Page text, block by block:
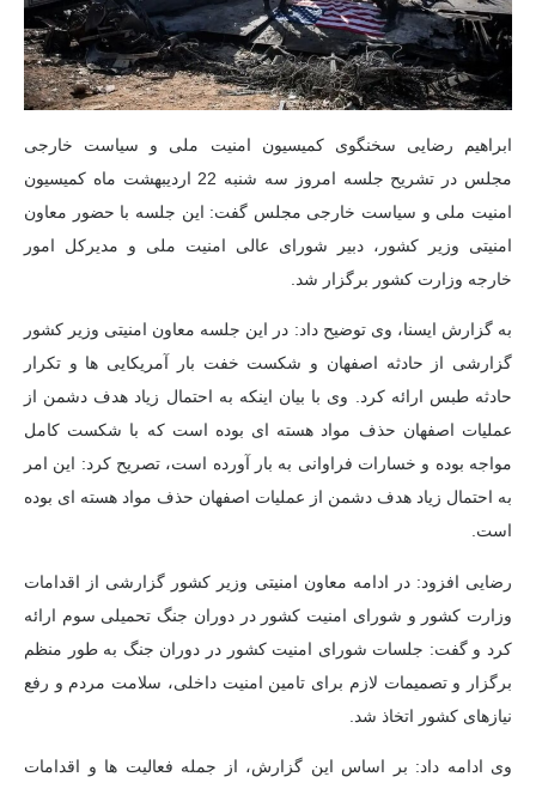
ابراهیم رضایی سخنگوی کمیسیون امنیت ملی و سیاست خارجی
مجلس در تشریح جلسه امروز سه شنبه 22 اردیبهشت ماه کمیسیون
امنیت ملی و سیاست خارجی مجلس گفت: این جلسه با حضور معاون
امنیتی وزیر کشور، دبیر شورای عالی امنیت ملی و مدیرکل امور
خارجه وزارت کشور برگزار شد.
به گزارش ایسنا، وی توضیح داد: در این جلسه معاون امنیتی وزیر کشور
گزارشی از حادثه اصفهان و شکست خفت بار آمریکایی ها و تکرار
حادثه طبس ارائه کرد. وی با بیان اینکه به احتمال زیاد هدف دشمن از
عملیات اصفهان حذف مواد هسته ای بوده است که با شکست کامل
مواجه بوده و خسارات فراوانی به بار آورده است، تصریح کرد: این امر
به احتمال زیاد هدف دشمن از عملیات اصفهان حذف مواد هسته ای بوده
است.
رضایی افزود: در ادامه معاون امنیتی وزیر کشور گزارشی از اقدامات
وزارت کشور و شورای امنیت کشور در دوران جنگ تحمیلی سوم ارائه
کرد و گفت: جلسات شورای امنیت کشور در دوران جنگ به طور منظم
برگزار و تصمیمات لازم برای تامین امنیت داخلی، سلامت مردم و رفع
نیازهای کشور اتخاذ شد.
وی ادامه داد: بر اساس این گزارش، از جمله فعالیت ها و اقدامات